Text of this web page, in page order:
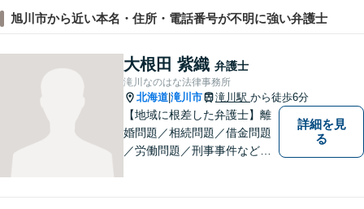
旭川市から近い本名・住所・電話番号が不明に強い弁護士
大根田 紫織 弁護士
滝川なのはな法律事務所
北海道 滝川市 滝川駅 から徒歩6分
【地域に根差した弁護士】離
婚問題／相続問題／借金問題
／労働問題／刑事事件など、
詳細を見
る